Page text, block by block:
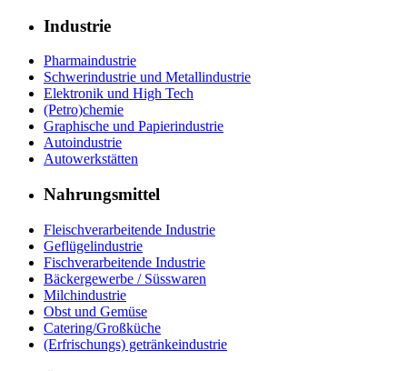
Industrie
Pharmaindustrie
Schwerindustrie und Metallindustrie
Elektronik und High Tech
(Petro)chemie
Graphische und Papierindustrie
Autoindustrie
Autowerkstätten
Nahrungsmittel
Fleischverarbeitende Industrie
Geflügelindustrie
Fischverarbeitende Industrie
Bäckergewerbe / Süsswaren
Milchindustrie
Obst und Gemüse
Catering/Großküche
(Erfrischungs) getränkeindustrie